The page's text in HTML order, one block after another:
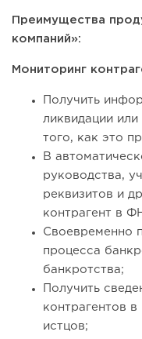
Преимущества
компаний»:
Мониторинг
Получить
ликвидации
того, как это
В
руководства,
реквизитов и
контрагент в
Своевременно
процесса
банкротства;
Получить
контрагентов
истцов;